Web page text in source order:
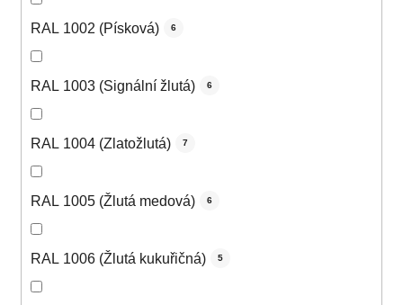
RAL 1002 (Písková) 6
RAL 1003 (Signální žlutá) 6
RAL 1004 (Zlatožlutá) 7
RAL 1005 (Žlutá medová) 6
RAL 1006 (Žlutá kukuřičná) 5